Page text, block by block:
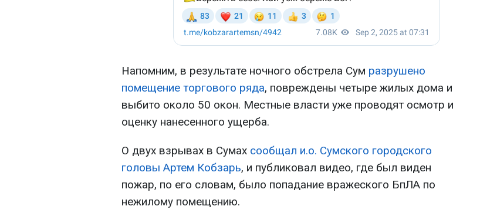
Напомним, в результате ночного обстрела Сум разрушено
помещение торгового ряда, повреждены четыре жилых дома и
выбито около 50 окон. Местные власти уже проводят осмотр и
оценку нанесенного ущерба.
О двух взрывах в Сумах сообщал и.о. Сумского городского
головы Артем Кобзарь, и публиковал видео, где был виден
пожар, по его словам, было попадание вражеского БпЛА по
нежилому помещению.